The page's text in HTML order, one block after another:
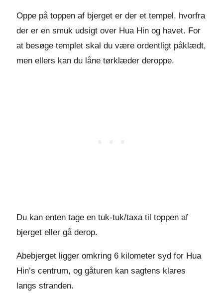
Oppe på toppen af bjerget er der et tempel, hvorfra
der er en smuk udsigt over Hua Hin og havet. For
at besøge templet skal du være ordentligt påklædt,
men ellers kan du låne tørklæder deroppe.
Du kan enten tage en tuk-tuk/taxa til toppen af
bjerget eller gå derop.
Abebjerget ligger omkring 6 kilometer syd for Hua
Hin’s centrum, og gåturen kan sagtens klares
langs stranden.